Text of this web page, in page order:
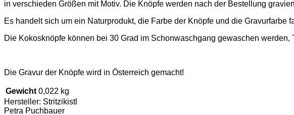
in verschieden Größen mit Motiv. Die Knöpfe werden nach der Bestellung
Es handelt sich um ein Naturprodukt, die Farbe der Knöpfe und die
Die Kokosknöpfe können bei 30 Grad im Schonwaschgang gewaschen
Die Gravur der Knöpfe wird in Österreich gemacht!
Gewicht 0,022 kg
Hersteller: Stritzikistl
Petra Puchbauer